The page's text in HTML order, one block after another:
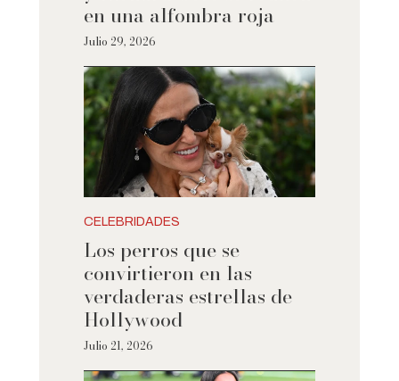
en una alfombra roja
Julio 29, 2026
CELEBRIDADES
Los perros que se
convirtieron en las
verdaderas estrellas de
Hollywood
Julio 21, 2026